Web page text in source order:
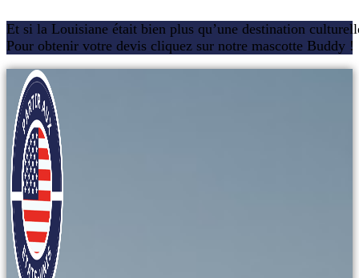
Et si la Louisiane était bien plus qu’une destination
Pour obtenir votre devis cliquez sur notre mascotte Buddy !